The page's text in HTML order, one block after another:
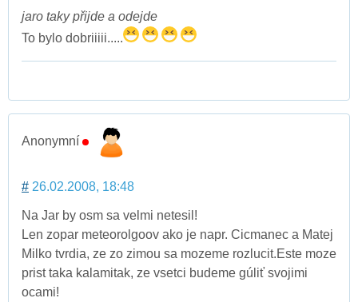
jaro taky přijde a odejde
To bylo dobriiiii.....
Anonymní
# 26.02.2008, 18:48
Na Jar by osm sa velmi netesil!
Len zopar meteorolgoov ako je napr. Cicmanec a Matej
Milko tvrdia, ze zo zimou sa mozeme rozlucit.Este moze
prist taka kalamitak, ze vsetci budeme gúliť svojimi
ocami!